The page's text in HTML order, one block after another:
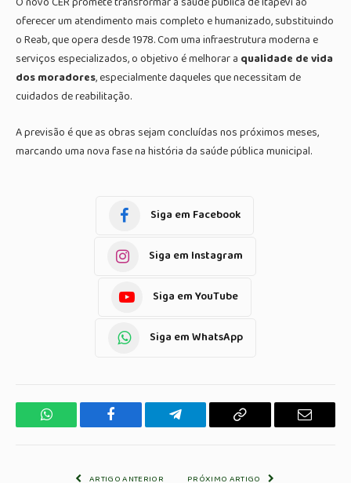
oferecer um atendimento mais completo e humanizado, substituindo
o Reab, que opera desde 1978. Com uma infraestrutura moderna e
serviços especializados, o objetivo é melhorar a qualidade de vida
dos moradores, especialmente daqueles que necessitam de
cuidados de reabilitação.
A previsão é que as obras sejam concluídas nos próximos meses,
marcando uma nova fase na história da saúde pública municipal.
Siga em Facebook
Siga em Instagram
Siga em YouTube
Siga em WhatsApp
WhatsApp Facebook Telegrama Copiar
E-
ARTIGO ANTERIOR
PRÓXIMO ARTIGO